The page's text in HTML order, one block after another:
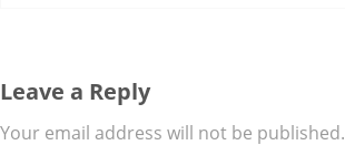
Leave a Reply
Your email address will not be published.